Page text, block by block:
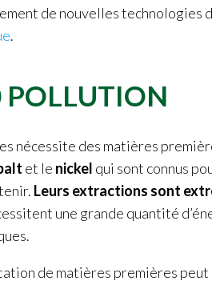
de nouvelles technologies
.
POLLUTION
nécessite des matières
et le nickel qui sont connus
Leurs extractions sont
une grande quantité
de matières premières